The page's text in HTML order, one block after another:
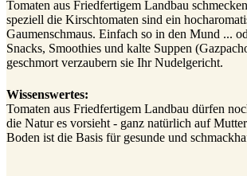
Tomaten aus Friedfertigem Landbau
speziell die Kirschtomaten sind ein
Gaumenschmaus. Einfach so in den Mund ...
Snacks, Smoothies und kalte Suppen
geschmort verzaubern sie Ihr Nudelgericht.
Wissenswertes:
Tomaten aus Friedfertigem Landbau dürfen
die Natur es vorsieht - ganz natürlich auf
Boden ist die Basis für gesunde und